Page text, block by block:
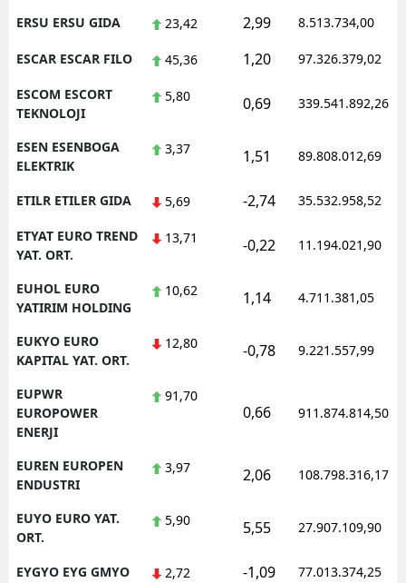
ERSU ERSU GIDA 23,42 2,99 8.513.734,00
ESCAR ESCAR FILO 45,36 1,20 97.326.379,02
ESCOM ESCORT
TEKNOLOJI
5,80 0,69 339.541.892,26
ESEN ESENBOGA
ELEKTRIK
3,37 1,51 89.808.012,69
ETILR ETILER GIDA 5,69 -2,74 35.532.958,52
ETYAT EURO TREND
YAT. ORT.
13,71 -0,22 11.194.021,90
EUHOL EURO
YATIRIM HOLDING
10,62 1,14 4.711.381,05
EUKYO EURO
KAPITAL YAT. ORT.
12,80 -0,78 9.221.557,99
EUPWR
EUROPOWER
ENERJI
91,70
0,66 911.874.814,50
EUREN EUROPEN
ENDUSTRI
3,97 2,06 108.798.316,17
EUYO EURO YAT.
ORT.
5,90 5,55 27.907.109,90
EYGYO EYG GMYO 2,72 -1,09 77.013.374,25